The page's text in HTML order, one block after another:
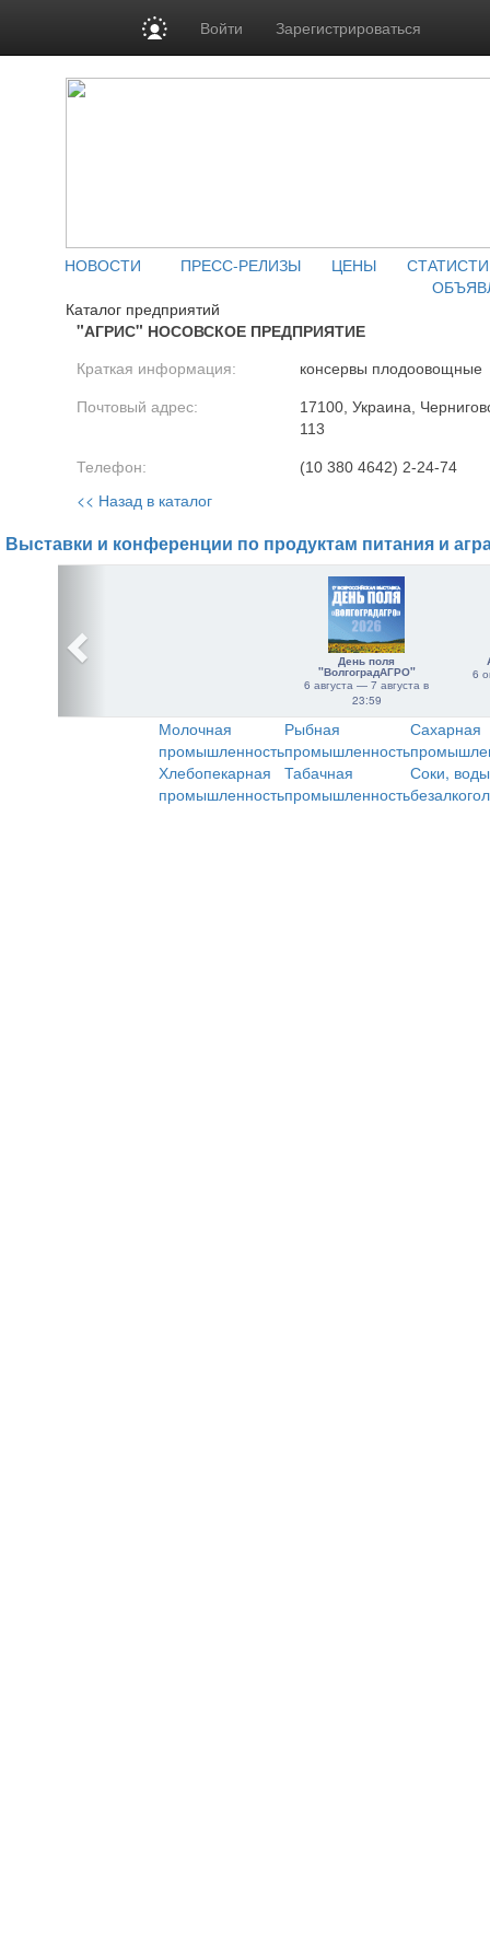
Войти Зарегистрироваться
НОВОСТИ ПРЕСС-РЕЛИЗЫ ЦЕНЫ
Каталог предприятий
"АГРИС" НОСОВСКОЕ ПРЕДПРИЯТИЕ
Краткая информация: консервы плодоовощные
Почтовый адрес:
17100, Украина,
113
Телефон: (10 380 4642) 2-24-74
<< Назад в каталог
Выставки и конференции по продуктам питания и
День поля
"ВолгоградАГРО"
6 августа — 7 августа в
23:59
6
Молочная
промышленность
Рыбная
промышленность
Сахарная
Хлебопекарная
промышленность
Табачная
промышленность
Соки,